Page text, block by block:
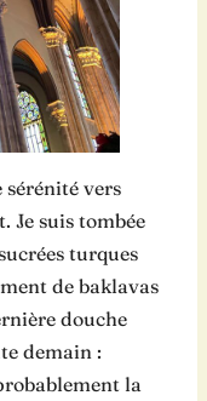
vers
Je suis tombée
turques
de baklavas
douche
demain :
la